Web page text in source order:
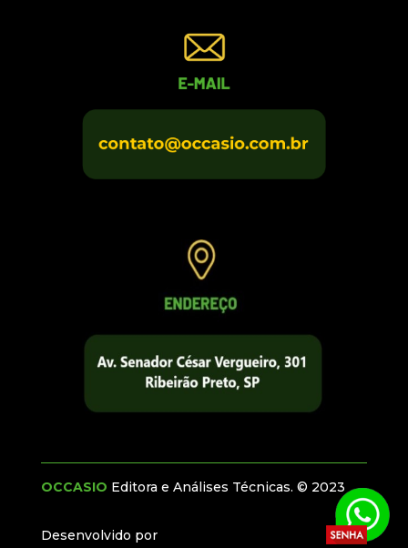
OCCASIO Editora e Análises Técnicas. © 2023
Desenvolvido por